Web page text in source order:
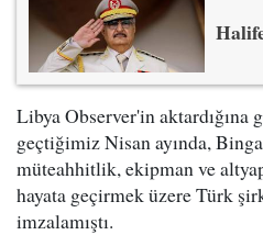
Libya Observer'in aktardığına
geçtiğimiz Nisan ayında,
müteahhitlik, ekipman ve
hayata geçirmek üzere Türk
imzalamıştı.